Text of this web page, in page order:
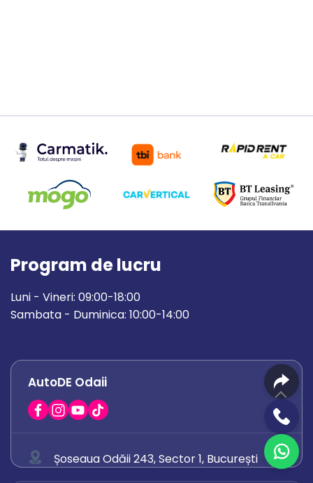
Program de lucru
Luni - Vineri: 09:00-18:00
Sambata - Duminica: 10:00-14:00
AutoDE Odaii
Șoseaua Odăii 243, Sector 1, București